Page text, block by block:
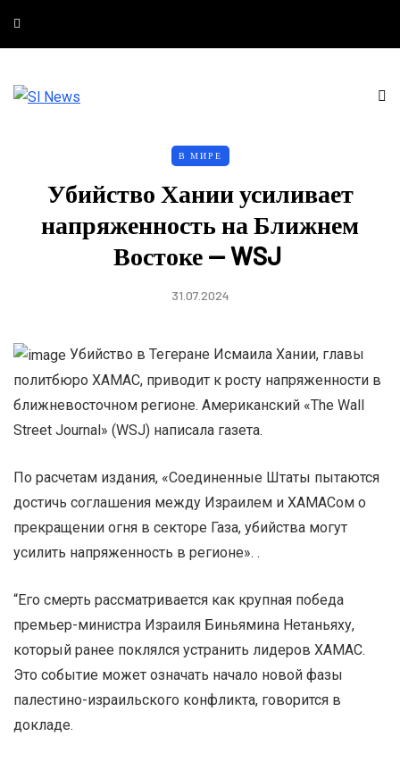
В МИРЕ
Убийство Хании усиливает
напряженность на Ближнем
Востоке — WSJ
31.07.2024
Убийство в Тегеране Исмаила Хании, главы
политбюро ХАМАС, приводит к росту напряженности в
ближневосточном регионе. Американский «The Wall
Street Journal» (WSJ) написала газета.
По расчетам издания, «Соединенные Штаты пытаются
достичь соглашения между Израилем и ХАМАСом о
прекращении огня в секторе Газа, убийства могут
усилить напряженность в регионе». .
“Его смерть рассматривается как крупная победа
премьер-министра Израиля Биньямина Нетаньяху,
который ранее поклялся устранить лидеров ХАМАС.
Это событие может означать начало новой фазы
палестино-израильского конфликта, говорится в
докладе.